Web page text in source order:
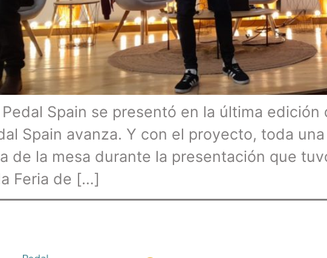
Spain se presentó en la última
Spain avanza. Y con el proyecto, toda
de la mesa durante la presentación que
Feria de […]